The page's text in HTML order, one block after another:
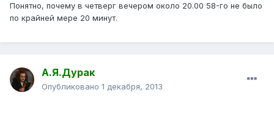
Понятно, почему в четверг вечером около 20.00 58-го не было
по крайней мере 20 минут.
А.Я.Дурак
Опубликовано 1 декабря, 2013